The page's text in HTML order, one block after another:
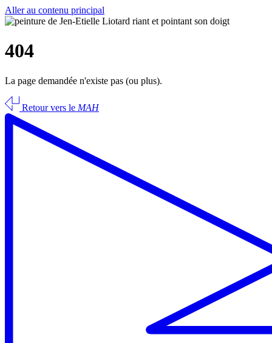
Aller au contenu principal
404
La page demandée n'existe pas (ou plus).
Retour vers le MAH